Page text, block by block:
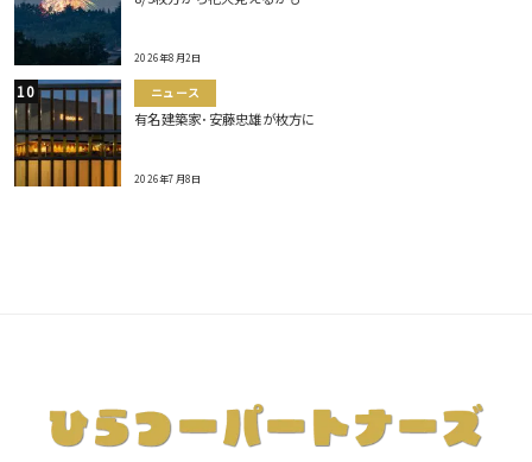
2026年8月2日
ニュース
有名建築家･安藤忠雄が枚方に
2026年7月8日